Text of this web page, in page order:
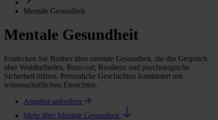
Mentale Gesundheit
Mentale Gesundheit
Entdecken Sie Redner über mentale Gesundheit, die das Gespräch
über Wohlbefinden, Burn-out, Resilienz und psychologische
Sicherheit öffnen. Persönliche Geschichten kombiniert mit
wissenschaftlichen Einsichten.
Angebot anfordern
Mehr über Mentale Gesundheit